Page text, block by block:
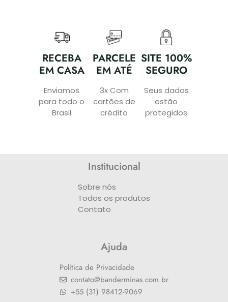
RECEBA
EM CASA
Enviamos
para todo o
Brasil
PARCELE
EM ATÉ
3x Com
cartões de
crédito
SITE 100%
SEGURO
Seus dados
estão
protegidos
Institucional
Sobre nós
Todos os produtos
Contato
Ajuda
Política de Privacidade
contato@banderminas.com.br
+55 (31) 98412-9069